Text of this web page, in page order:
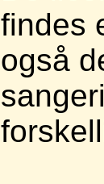
findes
også